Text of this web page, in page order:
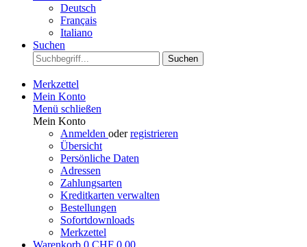
Deutsch
Français
Italiano
Suchen
Suchen
Merkzettel
Mein Konto
Menü schließen
Mein Konto
Anmelden oderregistrieren
Übersicht
Persönliche Daten
Adressen
Zahlungsarten
Kreditkarten verwalten
Bestellungen
Sofortdownloads
Merkzettel
Warenkorb 0 CHF 0.00